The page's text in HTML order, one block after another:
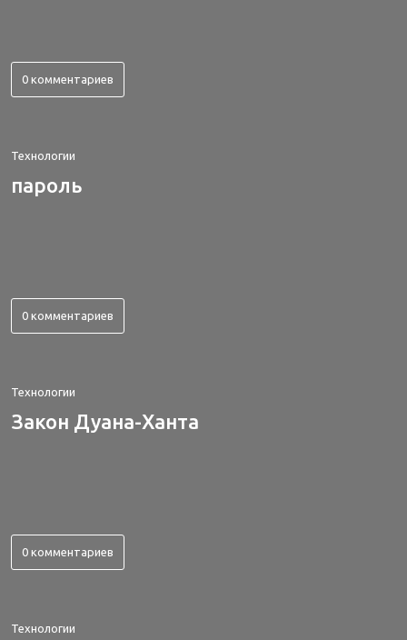
0 комментариев
Технологии
пароль
0 комментариев
Технологии
Закон Дуана-Ханта
0 комментариев
Технологии